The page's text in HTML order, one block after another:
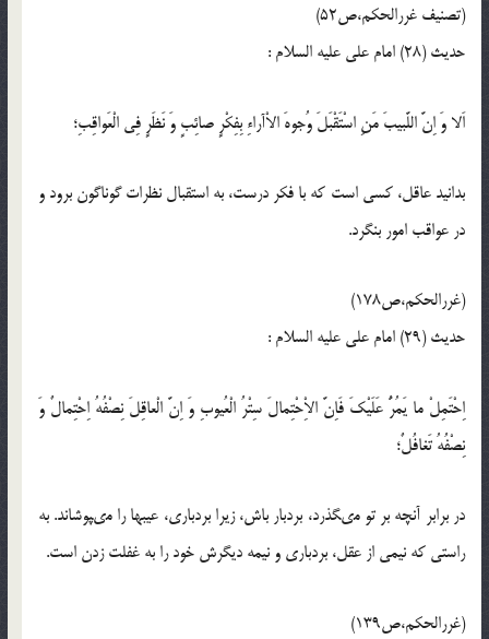
(تصنیف غررالحكم،ص52)
حدیث (28) امام على عليه‏ السلام :
اَلا وَ اِنَّ اللَّبيبَ مَنِ اسْتَقْبَلَ وُجوهَ الاْآراءِ بِفِكْرٍ صائِبٍ وَ نَظَرٍ فِى الْعَواقِبِ؛
بدانيد عاقل، كسى است كه با فكر درست، به استقبال نظرات گوناگون برود و
در عواقب امور بنگرد.
(غررالحكم،ص178)
حدیث (29) امام على عليه‏ السلام :
اِحْتَمِلْ ما يَمُرُّ عَلَيْكَ فَاِنَّ الاِْحْتِمالَ سِتْرُ الْعُيوبِ وَ اِنَّ الْعاقِلَ نِصْفُهُ اِحْتِمالٌ وَ
نِصْفُهُ تَغافُلٌ؛
در برابر آنچه بر تو مى‏گذرد، بردبار باش، زيرا بردبارى، عيب‏ها را مى‏پوشاند. به
راستى كه نيمى از عقل، بردبارى و نيمه ديگرش خود را به غفلت زدن است.
(غررالحكم،ص139)